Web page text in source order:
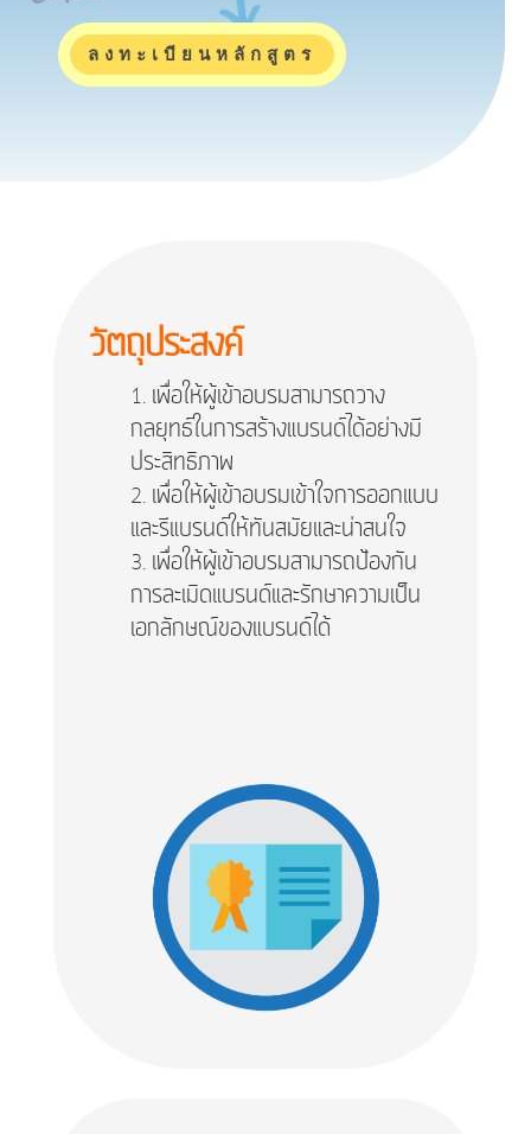
ลงทะเบียนหลักสูตร
วัตถุประสงค์
เพื่อให้ผู้เข้าอบรมสามารถวาง
กลยุทธ์ในการสร้างแบรนด์ได้อย่างมี
ประสิทธิภาพ
เพื่อให้ผู้เข้าอบรมเข้าใจการออกแบบ
และรีแบรนด์ให้ทันสมัยและน่าสนใจ
เพื่อให้ผู้เข้าอบรมสามารถป้องกัน
การละเมิดแบรนด์และรักษาความเป็น
เอกลักษณ์ของแบรนด์ได้